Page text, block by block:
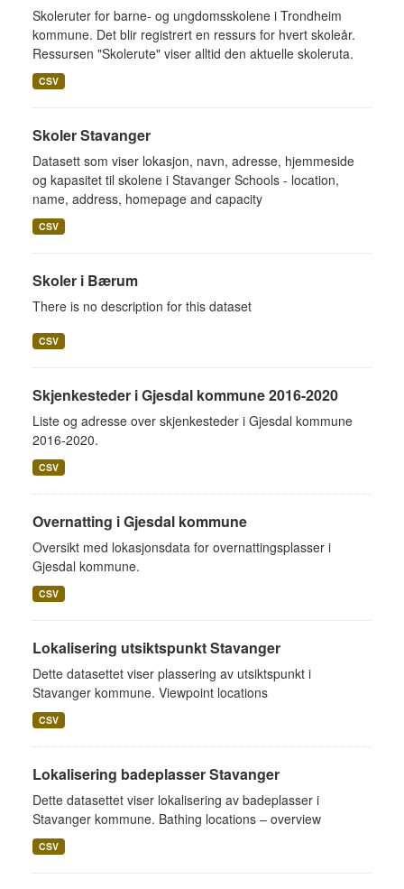
Skoleruter for barne- og ungdomsskolene i Trondheim
kommune. Det blir registrert en ressurs for hvert skoleår.
Ressursen "Skolerute" viser alltid den aktuelle skoleruta.
CSV
Skoler Stavanger
Datasett som viser lokasjon, navn, adresse, hjemmeside
og kapasitet til skolene i Stavanger Schools - location,
name, address, homepage and capacity
CSV
Skoler i Bærum
There is no description for this dataset
CSV
Skjenkesteder i Gjesdal kommune 2016-2020
Liste og adresse over skjenkesteder i Gjesdal kommune
2016-2020.
CSV
Overnatting i Gjesdal kommune
Oversikt med lokasjonsdata for overnattingsplasser i
Gjesdal kommune.
CSV
Lokalisering utsiktspunkt Stavanger
Dette datasettet viser plassering av utsiktspunkt i
Stavanger kommune. Viewpoint locations
CSV
Lokalisering badeplasser Stavanger
Dette datasettet viser lokalisering av badeplasser i
Stavanger kommune. Bathing locations – overview
CSV